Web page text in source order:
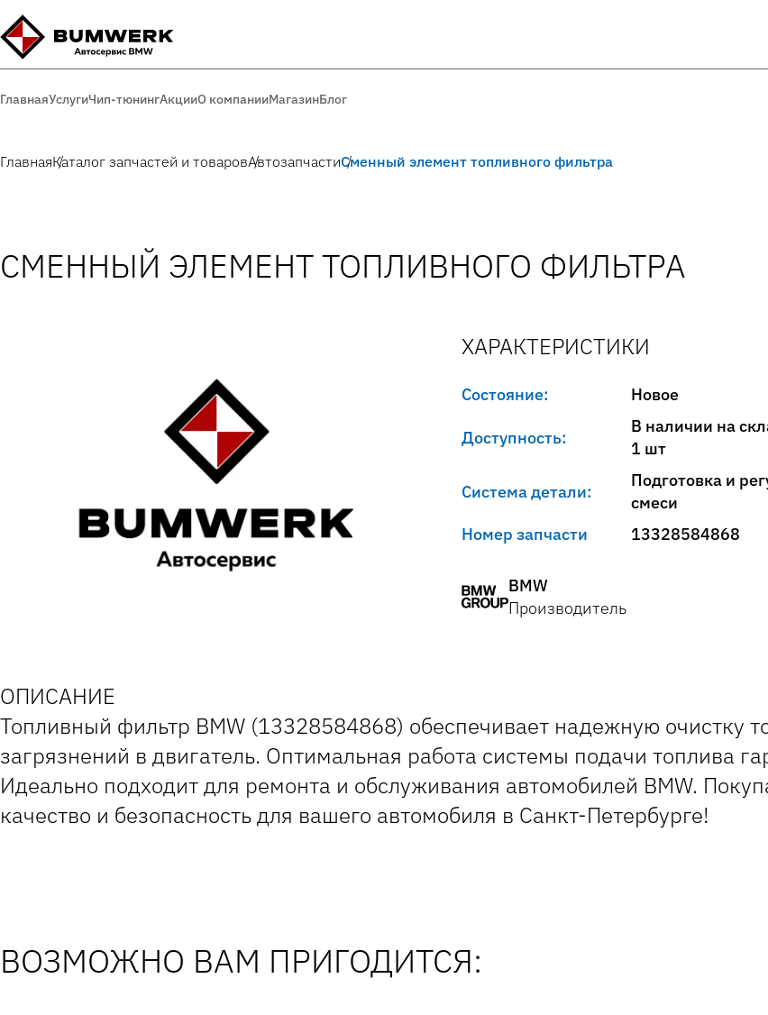
ГлавнаяУслугиЧип-тюнингАкцииО компанииМагазинБлог
ГлавнаяКаталог запчастей и товаровАвтозапчастиСменный элемент топливного фильтра
СМЕННЫЙ ЭЛЕМЕНТ ТОПЛИВНОГО ФИЛЬТРА
ХАРАКТЕРИСТИКИ
Состояние: Новое
Доступность:
В наличии на
1 шт
Система детали:
Подготовка и
смеси
Номер запчасти
13328584868
BMW
Производитель
ОПИСАНИЕ
Топливный фильтр BMW (13328584868) обеспечивает надежную очистку
загрязнений в двигатель. Оптимальная работа системы подачи топлива
Идеально подходит для ремонта и обслуживания автомобилей BMW.
качество и безопасность для вашего автомобиля в Санкт-Петербурге!
ВОЗМОЖНО ВАМ ПРИГОДИТСЯ: